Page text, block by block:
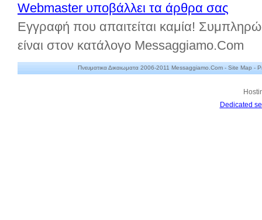
Webmaster υποβάλλει τα άρθρα σας
Εγγραφή που απαιτείται καμία!
είναι στον κατάλογο Messaggiamo.Com
Πνευματικα Δικαιωματα 2006-2011 Messaggiamo.Com - Site Map -
Dedicated